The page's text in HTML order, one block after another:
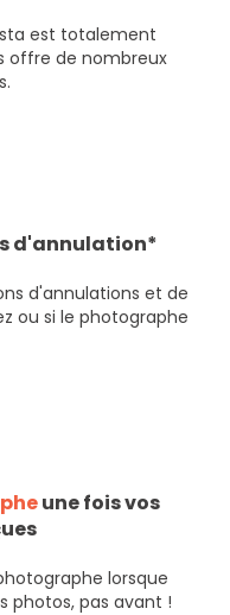
est totalement
offre de nombreux
d'annulation*
d'annulations et de
ou si le photographe
une fois vos
lorsque
photos, pas avant !